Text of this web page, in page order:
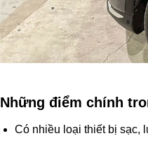
Những điểm chính
Có nhiều loại thiết bị sạc,